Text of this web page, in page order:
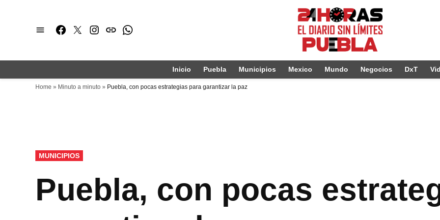
Facebook
TwitterInstagram
issuuWhatsapp
Inicio Puebla Municipios Mexico Mundo Negocios DxT
Home » Minuto a minuto » Puebla, con pocas estrategias para garantizar la paz
PUBLICADO
EN
MUNICIPIOS
Puebla, con pocas